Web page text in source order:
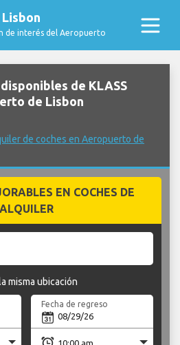
de interés del Aeropuerto
de KLASS
de Lisbon
de coches en Aeropuerto de
EN COCHES DE
ALQUILER
misma ubicación
Fecha de regreso